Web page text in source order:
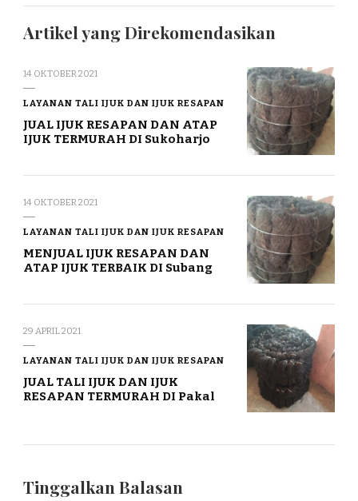
Artikel yang Direkomendasikan
14 OKTOBER 2021
LAYANAN TALI IJUK DAN IJUK RESAPAN
JUAL IJUK RESAPAN DAN ATAP
IJUK TERMURAH DI Sukoharjo
14 OKTOBER 2021
LAYANAN TALI IJUK DAN IJUK RESAPAN
MENJUAL IJUK RESAPAN DAN
ATAP IJUK TERBAIK DI Subang
29 APRIL 2021
LAYANAN TALI IJUK DAN IJUK RESAPAN
JUAL TALI IJUK DAN IJUK
RESAPAN TERMURAH DI Pakal
Tinggalkan Balasan